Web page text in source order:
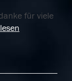
für viele